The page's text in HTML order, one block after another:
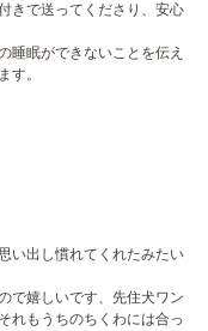
きで送ってくださり、安心
睡眠ができないことを伝え
す。
い出し慣れてくれたみたい
で嬉しいです、先住犬ワン
れもうちのちくわには合っ